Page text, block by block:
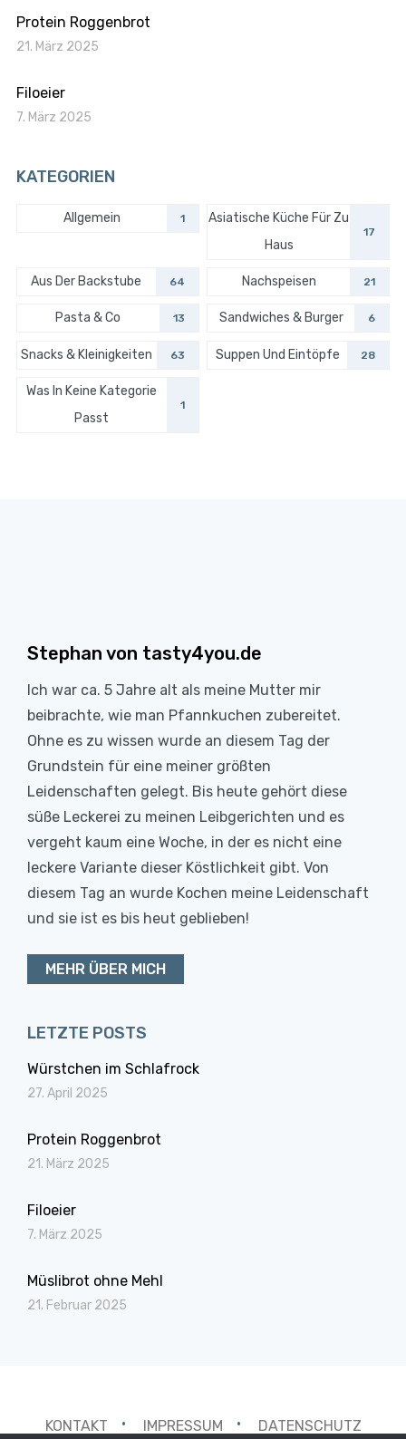
Protein Roggenbrot
21. März 2025
Filoeier
7. März 2025
KATEGORIEN
Allgemein 1
Asiatische Küche Für Zu
Haus
17
Aus Der Backstube 64 Nachspeisen 21
Pasta & Co 13 Sandwiches & Burger 6
Snacks & Kleinigkeiten 63 Suppen Und Eintöpfe 28
Was In Keine Kategorie
Passt
1
Stephan von tasty4you.de
Ich war ca. 5 Jahre alt als meine Mutter mir
beibrachte, wie man Pfannkuchen zubereitet.
Ohne es zu wissen wurde an diesem Tag der
Grundstein für eine meiner größten
Leidenschaften gelegt. Bis heute gehört diese
süße Leckerei zu meinen Leibgerichten und es
vergeht kaum eine Woche, in der es nicht eine
leckere Variante dieser Köstlichkeit gibt. Von
diesem Tag an wurde Kochen meine Leidenschaft
und sie ist es bis heut geblieben!
MEHR ÜBER MICH
LETZTE POSTS
Würstchen im Schlafrock
27. April 2025
Protein Roggenbrot
21. März 2025
Filoeier
7. März 2025
Müslibrot ohne Mehl
21. Februar 2025
KONTAKT IMPRESSUM DATENSCHUTZ